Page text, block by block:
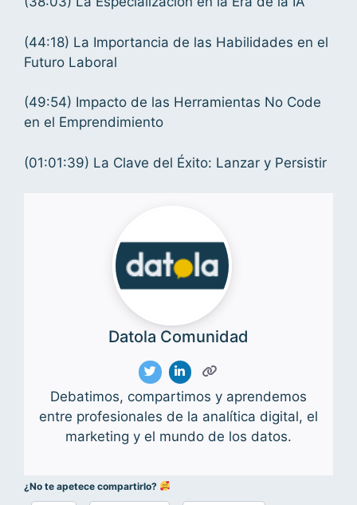
(44:18) La Importancia de las Habilidades en el
Futuro Laboral
(49:54) Impacto de las Herramientas No Code
en el Emprendimiento
(01:01:39) La Clave del Éxito: Lanzar y Persistir
Datola Comunidad
Debatimos, compartimos y aprendemos
entre profesionales de la analítica digital, el
marketing y el mundo de los datos.
¿No te apetece compartirlo?